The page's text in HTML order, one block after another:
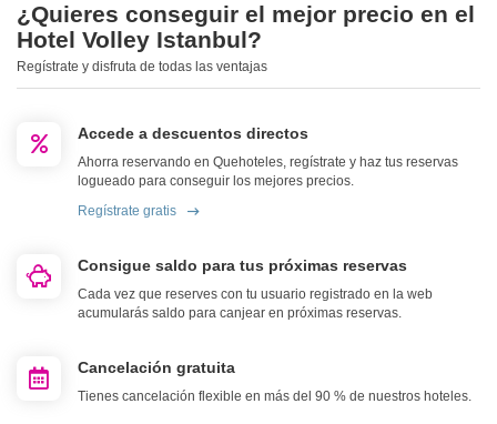
¿Quieres conseguir el mejor precio en el
Hotel Volley Istanbul?
Regístrate y disfruta de todas las ventajas
Accede a descuentos directos
Ahorra reservando en Quehoteles, regístrate y haz tus reservas
logueado para conseguir los mejores precios.
Regístrate gratis
Consigue saldo para tus próximas reservas
Cada vez que reserves con tu usuario registrado en la web
acumularás saldo para canjear en próximas reservas.
Cancelación gratuita
Tienes cancelación flexible en más del 90 % de nuestros hoteles.